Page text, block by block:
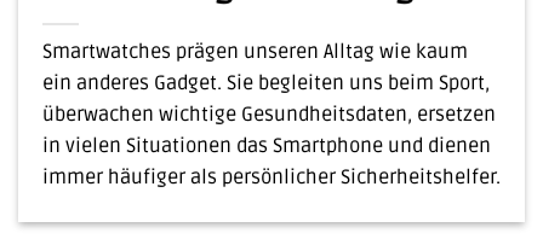
Smartwatches prägen unseren Alltag wie kaum
ein anderes Gadget. Sie begleiten uns beim Sport,
überwachen wichtige Gesundheitsdaten, ersetzen
in vielen Situationen das Smartphone und dienen
immer häufiger als persönlicher Sicherheitshelfer.